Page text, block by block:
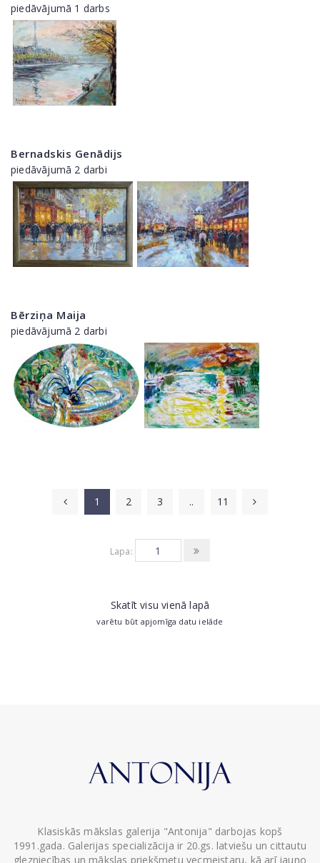
piedāvājumā 1 darbs
Bernadskis Genādijs
piedāvājumā 2 darbi
Bērziņa Maija
piedāvājumā 2 darbi
1 2 3 .. 11
Lapa:
Skatīt visu vienā lapā
varētu būt apjomīga datu ielāde
Klasiskās mākslas galerija "Antonija" darbojas kopš
1991.gada. Galerijas specializācija ir 20.gs. latviešu un cittautu
glezniecības un mākslas priekšmetu vecmeistaru, kā arī jauno